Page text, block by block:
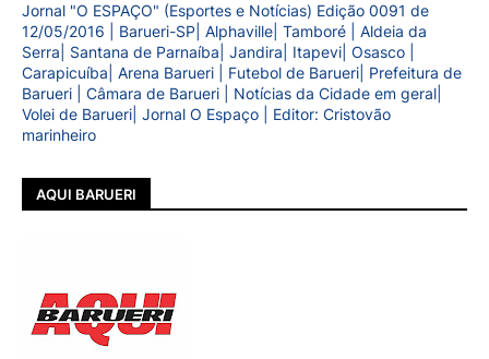
Jornal "O ESPAÇO" (Esportes e Notícias) Edição 0091 de
12/05/2016 | Barueri-SP| Alphaville| Tamboré | Aldeia da
Serra| Santana de Parnaíba| Jandira| Itapevi| Osasco |
Carapicuíba| Arena Barueri | Futebol de Barueri| Prefeitura de
Barueri | Câmara de Barueri | Notícias da Cidade em geral|
Volei de Barueri| Jornal O Espaço | Editor: Cristovão
marinheiro
AQUI BARUERI